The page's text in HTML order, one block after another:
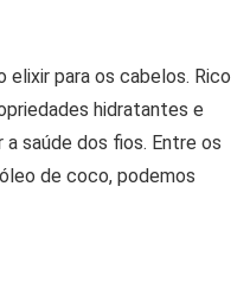
elixir para os cabelos. Rico
hidratantes e
a saúde dos fios. Entre os
de coco, podemos